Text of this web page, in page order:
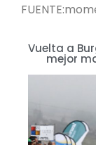
Vuelta a
mejor